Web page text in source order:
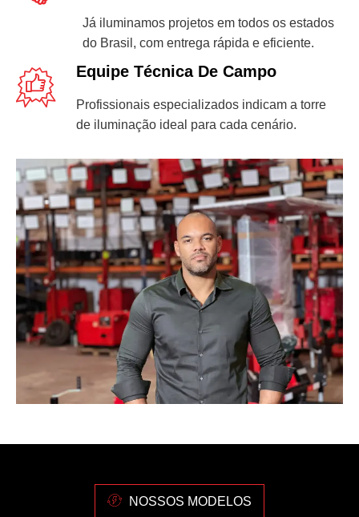
Já iluminamos projetos em todos os estados
do Brasil, com entrega rápida e eficiente.
Equipe Técnica De Campo
Profissionais especializados indicam a torre
de iluminação ideal para cada cenário.
NOSSOS MODELOS